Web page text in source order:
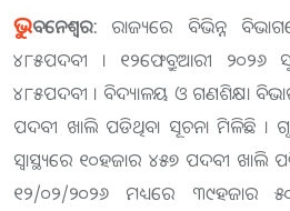
ଭୁବନେଶ୍ବର: ରାଜ୍ୟରେ ବିଭିନ୍ନ
୪୮୫ପଦବୀ । ୧୨ଫେବ୍ରୁଆରୀ ୨୦୨୬
୪୮୫ପଦବୀ । ବିଦ୍ୟାଳୟ ଓ ଗଣଶିକ୍ଷା
ପଦବୀ ଖାଲି ପଡିଥିବା ସୂଚନା ମିଳିଛି ।
ସ୍ୱାସ୍ଥ୍ୟରେ ୧୦ହଜାର ୪୫୭ ପଦବୀ
୧୨/୦୨/୨୦୨୬ ମଧ୍ୟରେ